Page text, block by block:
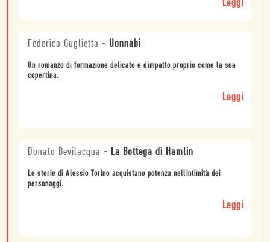
Leggi
Federica Guglietta - Uonnabi
Un romanzo di formazione delicato e dimpatto proprio come la sua
copertina.
Leggi
Donato Bevilacqua - La Bottega di Hamlin
Le storie di Alessio Torino acquistano potenza nellintimità dei
personaggi.
Leggi